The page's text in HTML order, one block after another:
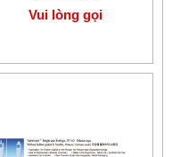
Vui lòng gọi